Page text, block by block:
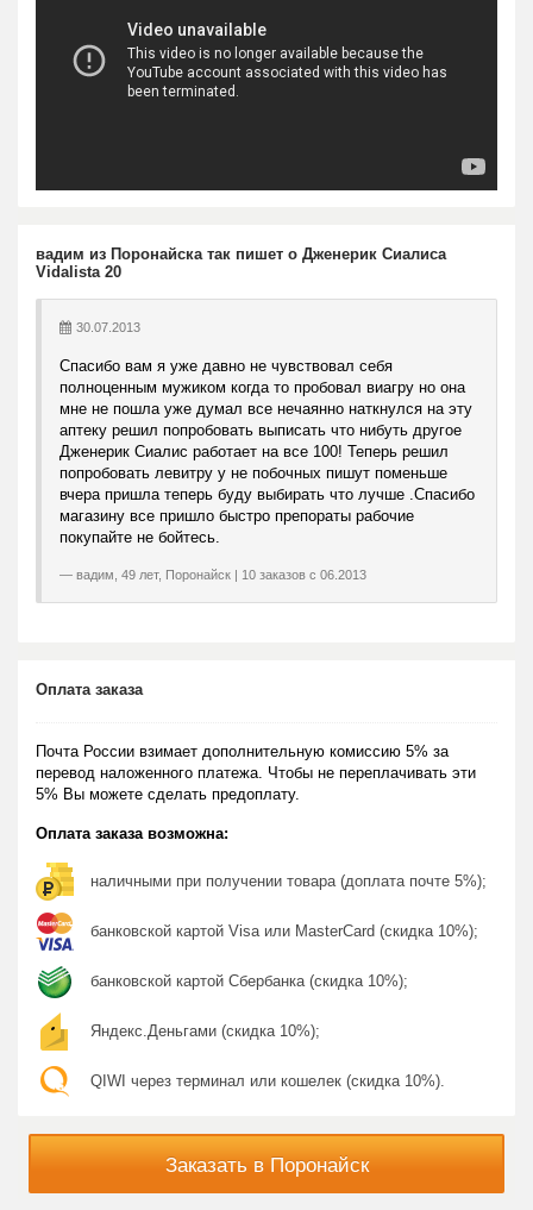
вадим из Поронайска так пишет о Дженерик Сиалиса
Vidalista 20
30.07.2013
Спасибо вам я уже давно не чувствовал себя
полноценным мужиком когда то пробовал виагру но она
мне не пошла уже думал все нечаянно наткнулся на эту
аптеку решил попробовать выписать что нибуть другое
Дженерик Сиалис работает на все 100! Теперь решил
попробовать левитру у не побочных пишут поменьше
вчера пришла теперь буду выбирать что лучше .Спасибо
магазину все пришло быстро препораты рабочие
покупайте не бойтесь.
вадим, 49 лет, Поронайск | 10 заказов с 06.2013
Оплата заказа
Почта России взимает дополнительную комиссию 5% за
перевод наложенного платежа. Чтобы не переплачивать эти
5% Вы можете сделать предоплату.
Оплата заказа возможна:
наличными при получении товара (доплата почте 5%);
банковской картой Visa или MasterCard (скидка 10%);
банковской картой Сбербанка (скидка 10%);
Яндекс.Деньгами (скидка 10%);
QIWI через терминал или кошелек (скидка 10%).
Заказать в Поронайск